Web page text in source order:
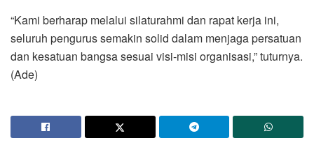
“Kami berharap melalui silaturahmi dan rapat kerja ini,
seluruh pengurus semakin solid dalam menjaga persatuan
dan kesatuan bangsa sesuai visi-misi organisasi,” tuturnya.
(Ade)